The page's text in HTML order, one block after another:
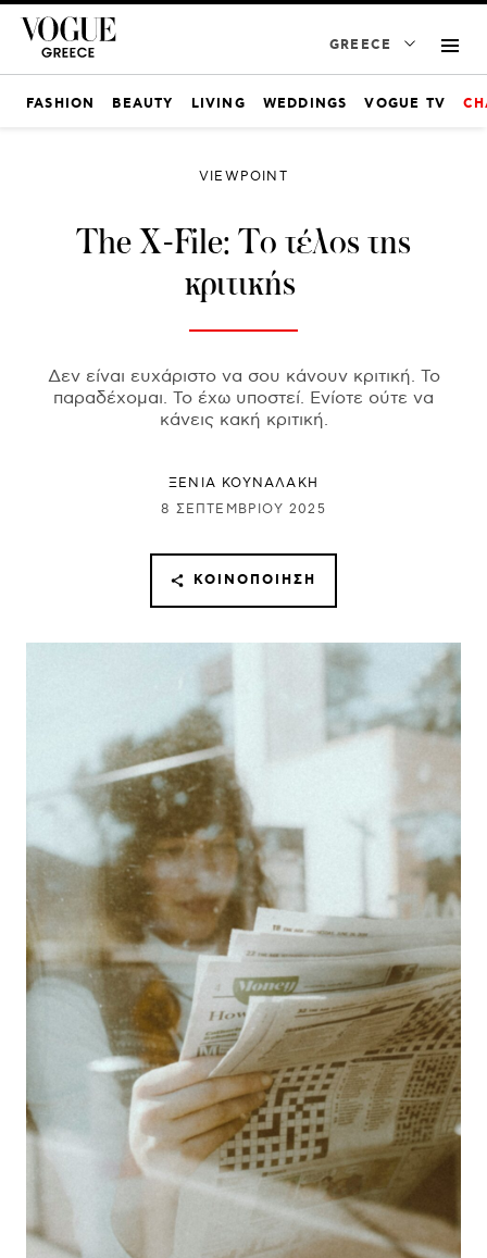
GREECE
FASHION BEAUTY LIVING WEDDINGS VOGUE TV
VIEWPOINT
The X-File: Το τέλος της
κριτικής
Δεν είναι ευχάριστο να σου κάνουν κριτική. Το
παραδέχομαι. Το έχω υποστεί. Ενίοτε ούτε να
κάνεις κακή κριτική.
ΞΕΝΙΑ ΚΟΥΝΑΛΑΚΗ
8 ΣΕΠΤΕΜΒΡΊΟΥ 2025
ΚΟΙΝΟΠΟΊΗΣΗ